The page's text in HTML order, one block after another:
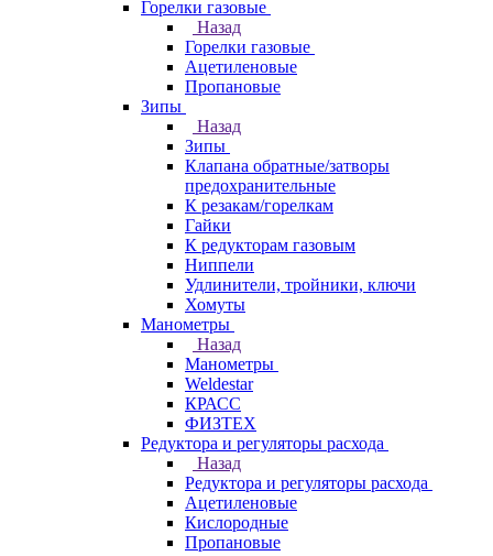
Горелки газовые
Назад
Горелки газовые
Ацетиленовые
Пропановые
Зипы
Назад
Зипы
Клапана обратные/затворы
предохранительные
К резакам/горелкам
Гайки
К редукторам газовым
Ниппели
Удлинители, тройники, ключи
Хомуты
Манометры
Назад
Манометры
Weldestar
КРАСС
ФИЗТЕХ
Редуктора и регуляторы расхода
Назад
Редуктора и регуляторы расхода
Ацетиленовые
Кислородные
Пропановые